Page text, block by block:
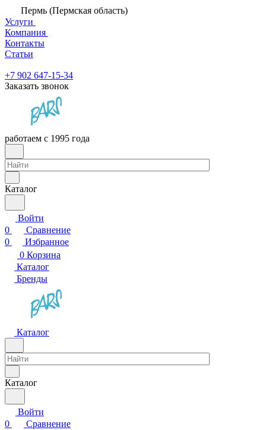
Пермь (Пермская область)
Услуги
Компания
Контакты
Статьи
+7 902 647-15-34
Заказать звонок
работаем с 1995 года
Каталог
Войти
0
Сравнение
0
Избранное
0 Корзина
Каталог
Бренды
Каталог
Каталог
Войти
0
Сравнение